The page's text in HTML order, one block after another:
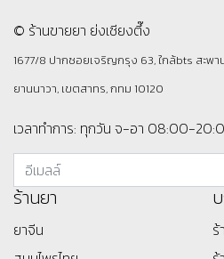
© ร้านขายยา ย่งเชียงตึ๊ง
1677/8 ปากซอยเจริญกรุง 63, ใกล้bts สะพ
ยานนาวา, เขตสาทร, กทม 10120
เวลาทำการ: ทุกวัน จ-อา 08:00-
ร้านยา
ยาจีน
ร้